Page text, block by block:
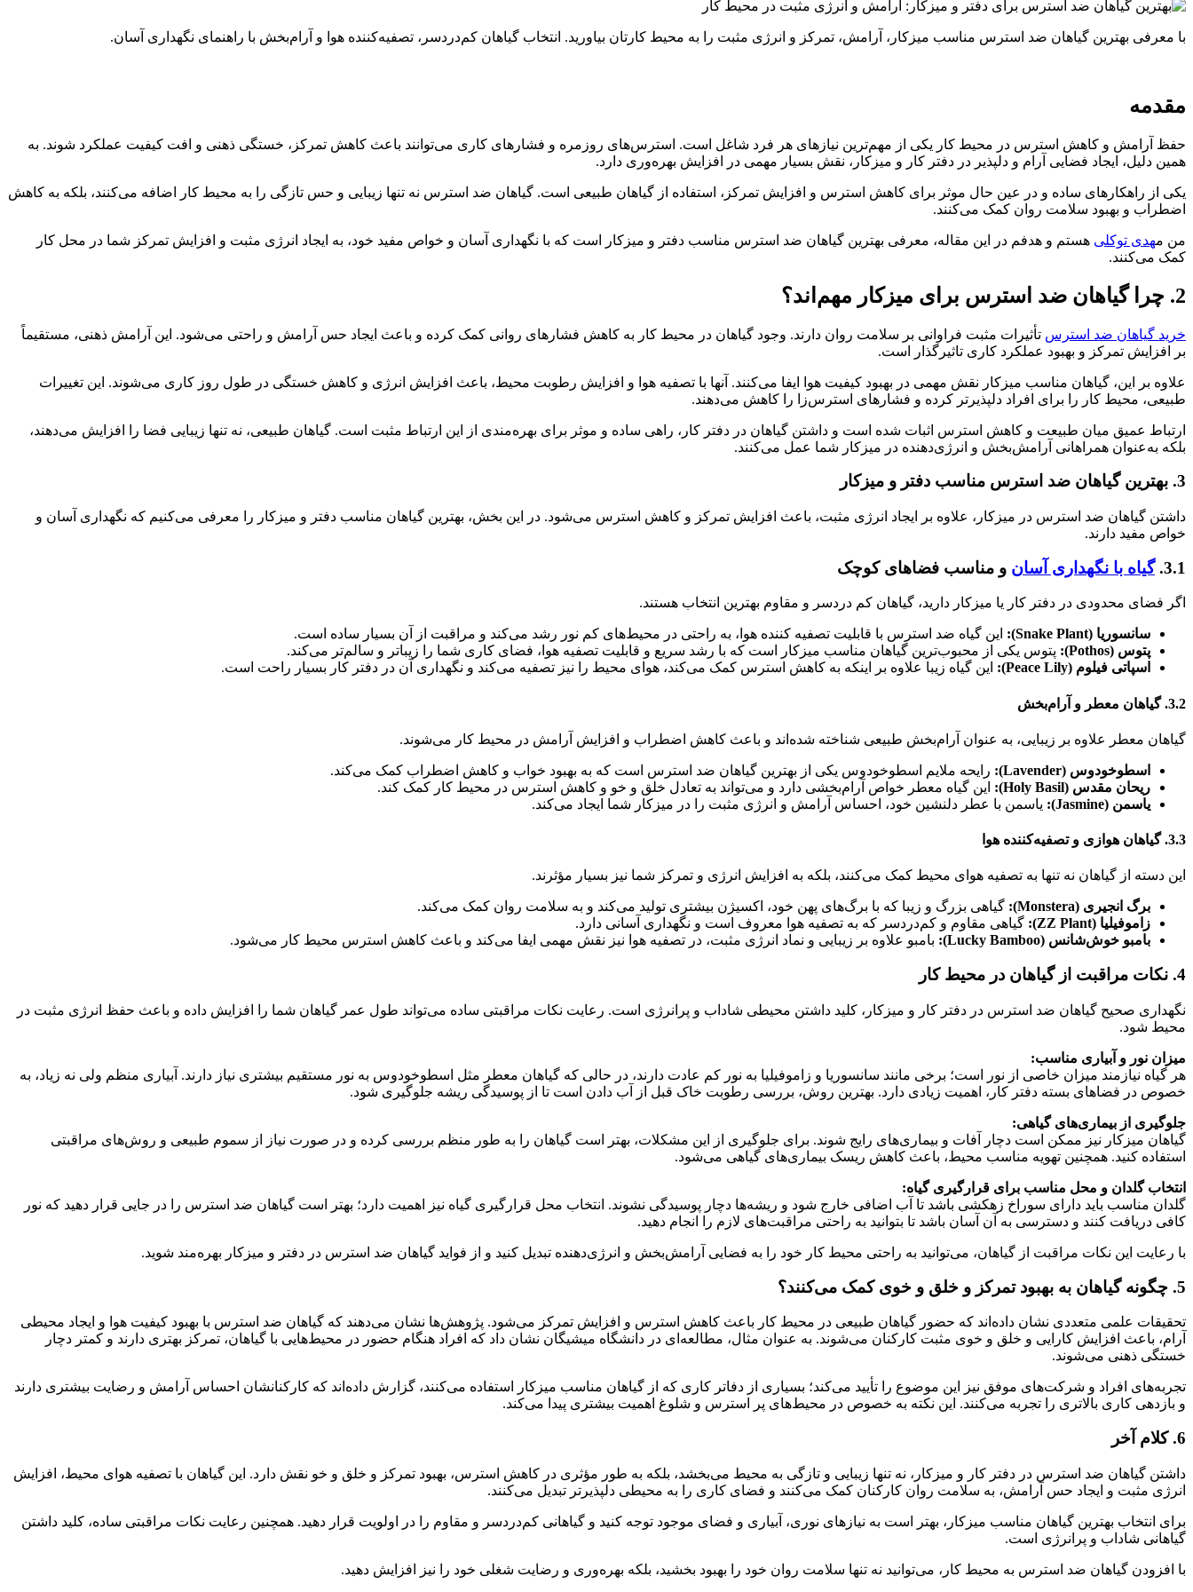
با معرفی بهترین گیاهان ضد استرس مناسب میزکار، آرامش، تمرکز و انرژی مثبت را به محیط کارتان بیاورید. انتخاب گیاهان کم‌دردسر، تصفیه‌کننده هوا و آرام‌بخش با راهنمای نگهداری آسان.
مقدمه
حفظ آرامش و کاهش استرس در محیط کار یکی از مهم‌ترین نیازهای هر فرد شاغل است. استرس‌های روزمره و فشارهای کاری می‌توانند باعث کاهش تمرکز، خستگی ذهنی و افت کیفیت عملکرد شوند. به
همین دلیل، ایجاد فضایی آرام و دلپذیر در دفتر کار و میزکار، نقش بسیار مهمی در افزایش بهره‌وری دارد.
یکی از راهکارهای ساده و در عین حال موثر برای کاهش استرس و افزایش تمرکز، استفاده از گیاهان طبیعی است. گیاهان ضد استرس نه تنها زیبایی و حس تازگی را به محیط کار اضافه می‌کنند، بلکه به کاهش
اضطراب و بهبود سلامت روان کمک می‌کنند.
من مهدی توکلی هستم و هدفم در این مقاله، معرفی بهترین گیاهان ضد استرس مناسب دفتر و میزکار است که با نگهداری آسان و خواص مفید خود، به ایجاد انرژی مثبت و افزایش تمرکز شما در محل کار
کمک می‌کنند.
2. چرا گیاهان ضد استرس برای میزکار مهم‌اند؟
خرید گیاهان ضد استرس تأثیرات مثبت فراوانی بر سلامت روان دارند. وجود گیاهان در محیط کار به کاهش فشارهای روانی کمک کرده و باعث ایجاد حس آرامش و راحتی می‌شود. این آرامش ذهنی، مستقیماً
بر افزایش تمرکز و بهبود عملکرد کاری تاثیرگذار است.
علاوه بر این، گیاهان مناسب میزکار نقش مهمی در بهبود کیفیت هوا ایفا می‌کنند. آنها با تصفیه هوا و افزایش رطوبت محیط، باعث افزایش انرژی و کاهش خستگی در طول روز کاری می‌شوند. این تغییرات
طبیعی، محیط کار را برای افراد دلپذیرتر کرده و فشارهای استرس‌زا را کاهش می‌دهند.
ارتباط عمیق میان طبیعت و کاهش استرس اثبات شده است و داشتن گیاهان در دفتر کار، راهی ساده و موثر برای بهره‌مندی از این ارتباط مثبت است. گیاهان طبیعی، نه تنها زیبایی فضا را افزایش می‌دهند،
بلکه به‌عنوان همراهانی آرامش‌بخش و انرژی‌دهنده در میزکار شما عمل می‌کنند.
3. بهترین گیاهان ضد استرس مناسب دفتر و میزکار
داشتن گیاهان ضد استرس در میزکار، علاوه بر ایجاد انرژی مثبت، باعث افزایش تمرکز و کاهش استرس می‌شود. در این بخش، بهترین گیاهان مناسب دفتر و میزکار را معرفی می‌کنیم که نگهداری آسان و
خواص مفید دارند.
3.1. گیاه با نگهداری آسان و مناسب فضاهای کوچک
اگر فضای محدودی در دفتر کار یا میزکار دارید، گیاهان کم دردسر و مقاوم بهترین انتخاب هستند.
سانسوریا (Snake Plant):
این گیاه ضد استرس با قابلیت تصفیه کننده هوا، به راحتی در محیط‌های کم نور رشد می‌کند و مراقبت از آن بسیار ساده است.
پتوس (Pothos):
پتوس یکی از محبوب‌ترین گیاهان مناسب میزکار است که با رشد سریع و قابلیت تصفیه هوا، فضای کاری شما را زیباتر و سالم‌تر می‌کند.
اسپاتی فیلوم (Peace Lily):
این گیاه زیبا علاوه بر اینکه به کاهش استرس کمک می‌کند، هوای محیط را نیز تصفیه می‌کند و نگهداری آن در دفتر کار بسیار راحت است.
3.2. گیاهان معطر و آرام‌بخش
گیاهان معطر علاوه بر زیبایی، به عنوان آرام‌بخش طبیعی شناخته شده‌اند و باعث کاهش اضطراب و افزایش آرامش در محیط کار می‌شوند.
اسطوخودوس (Lavender):
رایحه ملایم اسطوخودوس یکی از بهترین گیاهان ضد استرس است که به بهبود خواب و کاهش اضطراب کمک می‌کند.
ریحان مقدس (Holy Basil):
این گیاه معطر خواص آرام‌بخشی دارد و می‌تواند به تعادل خلق و خو و کاهش استرس در محیط کار کمک کند.
یاسمن (Jasmine):
یاسمن با عطر دلنشین خود، احساس آرامش و انرژی مثبت را در میزکار شما ایجاد می‌کند.
3.3. گیاهان هوازی و تصفیه‌کننده هوا
این دسته از گیاهان نه تنها به تصفیه هوای محیط کمک می‌کنند، بلکه به افزایش انرژی و تمرکز شما نیز بسیار مؤثرند.
برگ انجیری (Monstera):
گیاهی بزرگ و زیبا که با برگ‌های پهن خود، اکسیژن بیشتری تولید می‌کند و به سلامت روان کمک می‌کند.
زاموفیلیا (ZZ Plant):
گیاهی مقاوم و کم‌دردسر که به تصفیه هوا معروف است و نگهداری آسانی دارد.
بامبو خوش‌شانس (Lucky Bamboo):
بامبو علاوه بر زیبایی و نماد انرژی مثبت، در تصفیه هوا نیز نقش مهمی ایفا می‌کند و باعث کاهش استرس محیط کار می‌شود.
4. نکات مراقبت از گیاهان در محیط کار
نگهداری صحیح گیاهان ضد استرس در دفتر کار و میزکار، کلید داشتن محیطی شاداب و پرانرژی است. رعایت نکات مراقبتی ساده می‌تواند طول عمر گیاهان شما را افزایش داده و باعث حفظ انرژی مثبت در
محیط شود.
میزان نور و آبیاری مناسب:
هر گیاه نیازمند میزان خاصی از نور است؛ برخی مانند سانسوریا و زاموفیلیا به نور کم عادت دارند، در حالی که گیاهان معطر مثل اسطوخودوس به نور مستقیم بیشتری نیاز دارند. آبیاری منظم ولی نه زیاد، به
خصوص در فضاهای بسته دفتر کار، اهمیت زیادی دارد. بهترین روش، بررسی رطوبت خاک قبل از آب دادن است تا از پوسیدگی ریشه جلوگیری شود.
جلوگیری از بیماری‌های گیاهی:
گیاهان میزکار نیز ممکن است دچار آفات و بیماری‌های رایج شوند. برای جلوگیری از این مشکلات، بهتر است گیاهان را به طور منظم بررسی کرده و در صورت نیاز از سموم طبیعی و روش‌های مراقبتی
استفاده کنید. همچنین تهویه مناسب محیط، باعث کاهش ریسک بیماری‌های گیاهی می‌شود.
انتخاب گلدان و محل مناسب برای قرارگیری گیاه:
گلدان مناسب باید دارای سوراخ زهکشی باشد تا آب اضافی خارج شود و ریشه‌ها دچار پوسیدگی نشوند. انتخاب محل قرارگیری گیاه نیز اهمیت دارد؛ بهتر است گیاهان ضد استرس را در جایی قرار دهید که نور
کافی دریافت کنند و دسترسی به آن آسان باشد تا بتوانید به راحتی مراقبت‌های لازم را انجام دهید.
با رعایت این نکات مراقبت از گیاهان، می‌توانید به راحتی محیط کار خود را به فضایی آرامش‌بخش و انرژی‌دهنده تبدیل کنید و از فواید گیاهان ضد استرس در دفتر و میزکار بهره‌مند شوید.
5. چگونه گیاهان به بهبود تمرکز و خلق و خوی کمک می‌کنند؟
تحقیقات علمی متعددی نشان داده‌اند که حضور گیاهان طبیعی در محیط کار باعث کاهش استرس و افزایش تمرکز می‌شود. پژوهش‌ها نشان می‌دهند که گیاهان ضد استرس با بهبود کیفیت هوا و ایجاد محیطی
آرام، باعث افزایش کارایی و خلق و خوی مثبت کارکنان می‌شوند. به عنوان مثال، مطالعه‌ای در دانشگاه میشیگان نشان داد که افراد هنگام حضور در محیط‌هایی با گیاهان، تمرکز بهتری دارند و کمتر دچار
خستگی ذهنی می‌شوند.
تجربه‌های افراد و شرکت‌های موفق نیز این موضوع را تأیید می‌کند؛ بسیاری از دفاتر کاری که از گیاهان مناسب میزکار استفاده می‌کنند، گزارش داده‌اند که کارکنانشان احساس آرامش و رضایت بیشتری دارند
و بازدهی کاری بالاتری را تجربه می‌کنند. این نکته به خصوص در محیط‌های پر استرس و شلوغ اهمیت بیشتری پیدا می‌کند.
6. کلام آخر
داشتن گیاهان ضد استرس در دفتر کار و میزکار، نه تنها زیبایی و تازگی به محیط می‌بخشد، بلکه به طور مؤثری در کاهش استرس، بهبود تمرکز و خلق و خو نقش دارد. این گیاهان با تصفیه هوای محیط، افزایش
انرژی مثبت و ایجاد حس آرامش، به سلامت روان کارکنان کمک می‌کنند و فضای کاری را به محیطی دلپذیرتر تبدیل می‌کنند.
برای انتخاب بهترین گیاهان مناسب میزکار، بهتر است به نیازهای نوری، آبیاری و فضای موجود توجه کنید و گیاهانی کم‌دردسر و مقاوم را در اولویت قرار دهید. همچنین رعایت نکات مراقبتی ساده، کلید داشتن
گیاهانی شاداب و پرانرژی است.
با افزودن گیاهان ضد استرس به محیط کار، می‌توانید نه تنها سلامت روان خود را بهبود بخشید، بلکه بهره‌وری و رضایت شغلی خود را نیز افزایش دهید.